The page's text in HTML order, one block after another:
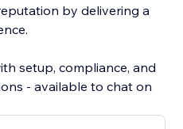
by delivering a
setup, compliance, and
- available to chat on